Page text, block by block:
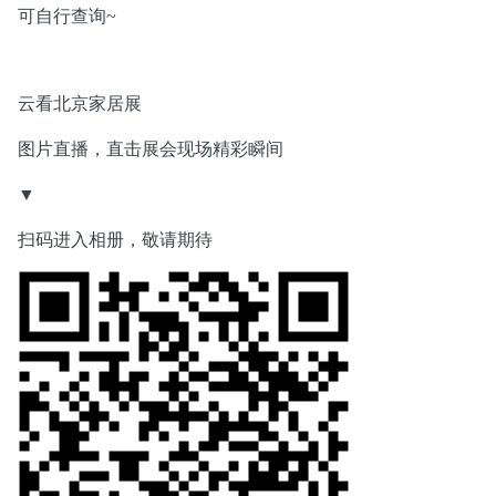
可自行查询~
云看北京家居展
图片直播，直击展会现场精彩瞬间
▼
扫码进入相册，敬请期待